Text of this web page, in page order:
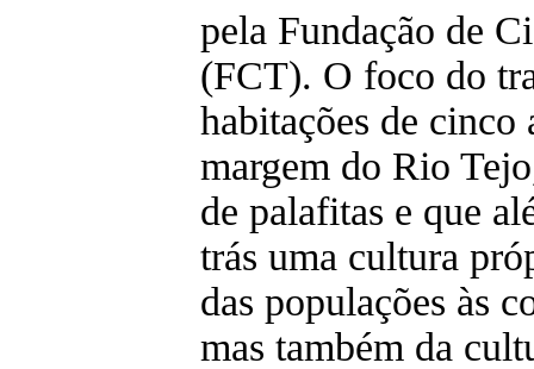
pela Fundação de
(FCT). O foco do
habitações de cinco
margem do Rio
de palafitas e que
trás uma cultura
das populações às
mas também da